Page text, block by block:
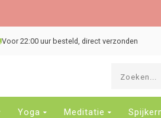
Voor 22:00 uur besteld, direct verzonden
Yoga Meditatie